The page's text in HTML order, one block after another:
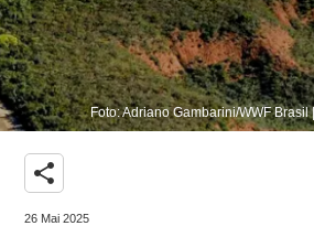
Foto: Adriano Gambarini/WWF Brasil
share
26 Mai 2025